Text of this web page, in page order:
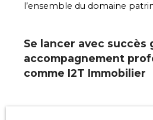
l’ensemble du domaine
Se lancer avec succès
accompagnement
comme I2T Immobilier
Pour réussir en tant